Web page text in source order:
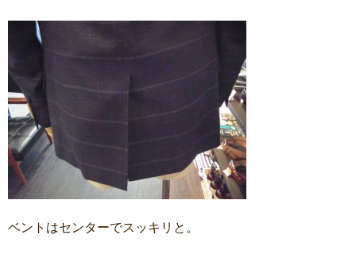
ベントはセンターでスッキリと。